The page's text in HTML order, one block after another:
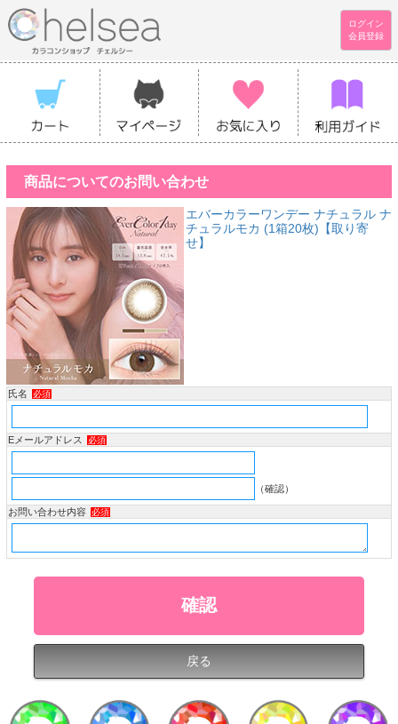
ログイン
会員登録
商品についてのお問い合わせ
エバーカラーワンデー ナチュラル ナ
チュラルモカ (1箱20枚)【取り寄
せ】
氏名 必須
Eメールアドレス 必須
（確認）
お問い合わせ内容 必須